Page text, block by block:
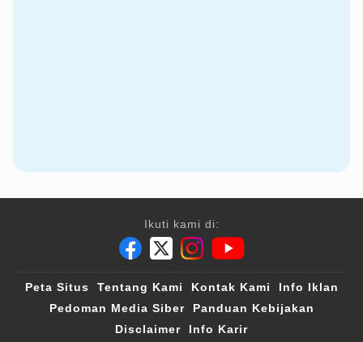
Ikuti kami di:
Peta Situs Tentang Kami Kontak Kami
Info Iklan
Pedoman Media Siber
Panduan Kebijakan
Disclaimer
Info Karir